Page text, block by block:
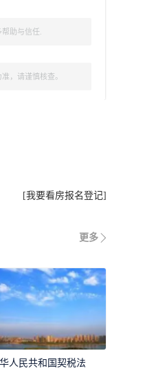
助与信任.
，请谨慎核查。
[我要看房报名登记]
更多
人民共和国契税法